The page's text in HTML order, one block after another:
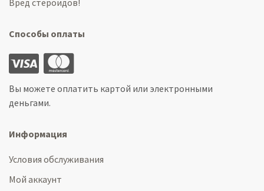
Вред стероидов!
Способы оплаты
Вы можете оплатить картой или электронными
деньгами.
Информация
Условия обслуживания
Мой аккаунт